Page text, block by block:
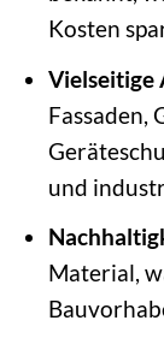
Kosten
Vielseitige
Fassaden,
und
Material,